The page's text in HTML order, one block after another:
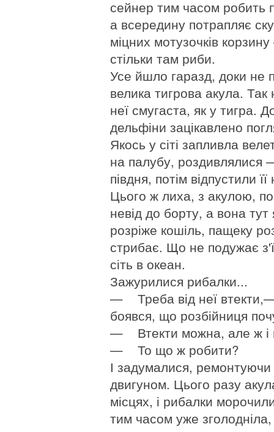
сейнер тим часом робить
а всередину потрапляє
міцних мотузочків
стільки там риби.
Усе йшло гаразд, доки не
велика тигрова акула.
неї смугаста, як у тигра.
дельфіни зацікавлено
Якось у сіті запливла
на палубу, роздивлялися
півдня, потім відпустили
Цього ж лиха, з акулою,
невід до борту, а вона
розріже кошіль, пащеку
стрибає. Що не подужає
сіть в океан.
Зажурилися рибалки...
— Треба від неї втекти,—
боявся, що розбійниця
— Втекти можна, але ж і
— То що ж робити?
І задумалися,
двигуном. Цього разу
місцях, і рибалки
тим часом уже зголодніла,